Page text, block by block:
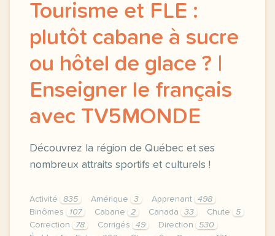
Tourisme et FLE :
plutôt cabane à sucre
ou hôtel de glace ? |
Enseigner le français
avec TV5MONDE
Découvrez la région de Québec et ses
nombreux attraits sportifs et culturels !
Activité 835 Amérique 3 Apprenant
498
Binômes
107 Cabane 2 Canada 33 Chute
5
Correction
78 Corrigés 49 Direction
530